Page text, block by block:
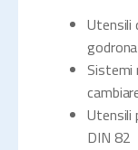
Utensili
Sistemi
Utensili
DIN 82